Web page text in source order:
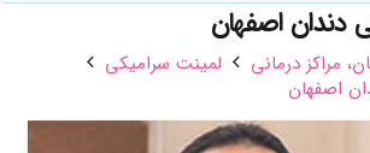
دندان اصفهان
مراکز درمانی
لمینت سرامیکی
اصفهان